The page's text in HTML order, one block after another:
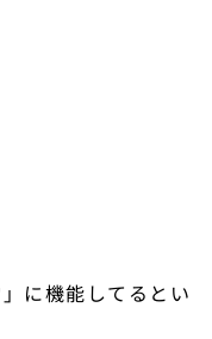
に機能してるとい